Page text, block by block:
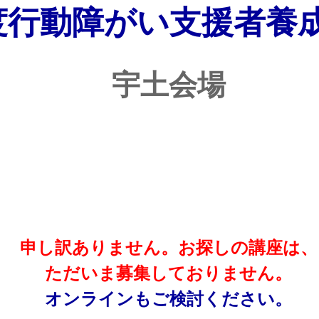
動障がい支援者養
宇土会場
申し訳ありません。お探しの講座は、
ただいま募集しておりません。
オンラインもご検討ください。